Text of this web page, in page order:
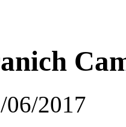
06/2017